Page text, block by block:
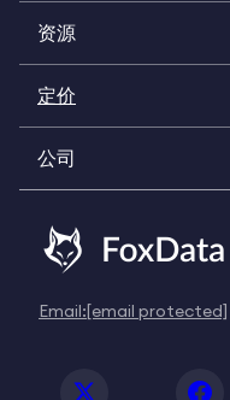
资源
定价
公司
Email:[email protected]